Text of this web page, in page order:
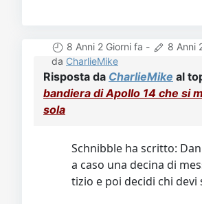
8 Anni 2 Giorni fa - 8 Anni
da CharlieMike
Risposta da CharlieMike al
bandiera di Apollo 14 che si
sola
Schnibble ha scritto:
a caso una decina di
tizio e poi decidi chi devi